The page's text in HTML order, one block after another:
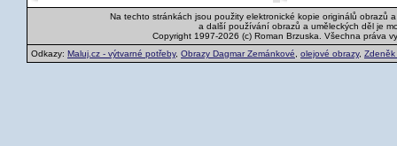
Na techto stránkách jsou použity elektronické kopie originálů obrazů
a další používání obrazů a uměleckých děl je
Copyright 1997-2026 (c) Roman Brzuska. Všechna práva
Odkazy: Maluj.cz - výtvarné potřeby, Obrazy Dagmar Zemánkové olejové obrazy, Zdeněk